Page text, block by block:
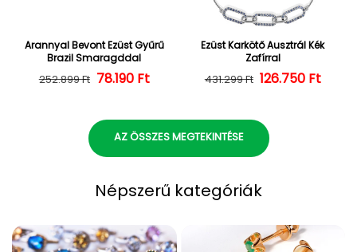
Arannyal Bevont Ezüst Gyűrű
Brazil Smaragddal
Normál ár
252.899 Ft Kedvezményes ár
78.190 Ft
Ezüst Karkötő Ausztrál Kék
Zafírral
Normál ár
431.299 Ft 126.750 Ft
AZ ÖSSZES MEGTEKINTÉSE
Népszerű kategóriák